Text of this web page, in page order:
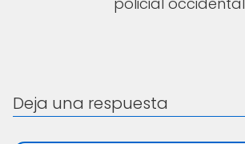
Deja una respuesta